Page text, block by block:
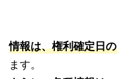
情報は、権利確定日
ます。